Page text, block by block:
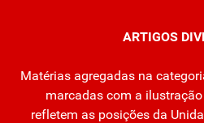
ARTIGOS
Matérias agregadas na
marcadas com a
refletem as posições da